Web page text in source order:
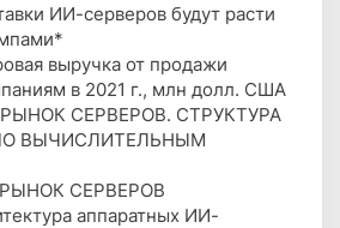
ИИ-серверов будут расти
выручка от продажи
в 2021 г., млн долл. США
СЕРВЕРОВ. СТРУКТУРА
ВЫЧИСЛИТЕЛЬНЫМ
СЕРВЕРОВ
аппаратных ИИ-